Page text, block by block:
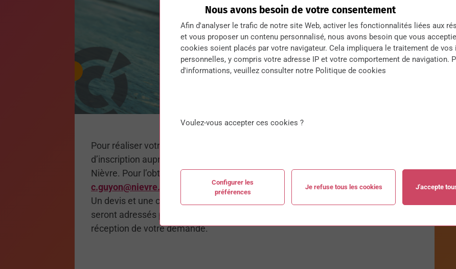
Pour réaliser votre dossier de formation, vous devez compléter le bulletin
d’inscription auprès du Pôle Formation Professionnelle du Campus by CCI
Nièvre. Pour l’obtenir, merci d’en faire la demande par email à
c.guyon@nievre.cci.fr
Un devis et une convention de formation précisant vos dates de formation vous
seront adressés par email ou par courrier dans un délai de 72 heures après
réception de votre demande.
Nous avons besoin de votre consentement
Afin d'analyser le trafic de notre site Web, activer les fonctionnalités liées aux
et vous proposer un contenu personnalisé, nous avons besoin que vous
cookies soient placés par votre navigateur. Cela impliquera le traitement de
personnelles, y compris votre adresse IP et votre comportement de navigation.
d'informations, veuillez consulter notre Politique de cookies
Voulez-vous accepter ces cookies ?
Configurer les
préférences
Je refuse tous les cookies J'accepte